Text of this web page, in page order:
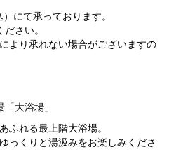
にて承っております。
さい。
より承れない場合がございますの
大浴場」
ふれる最上階大浴場。
っくりと湯汲みをお楽しみくださ